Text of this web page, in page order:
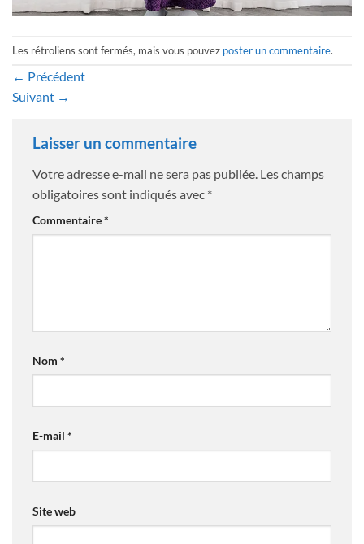
Les rétroliens sont fermés, mais vous pouvez poster un commentaire.
← Précédent
Suivant →
Laisser un commentaire
Votre adresse e-mail ne sera pas publiée. Les champs
obligatoires sont indiqués avec *
Commentaire*
Nom *
E-mail *
Site web